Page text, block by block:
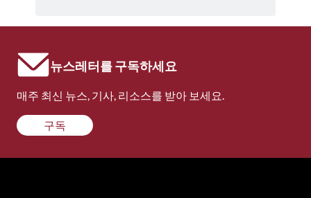
뉴스레터를 구독하세요
매주 최신 뉴스, 기사, 리소스를 받아 보세요.
구독